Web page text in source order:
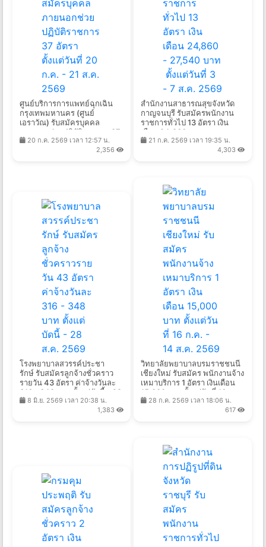
ศูนย์บริการการแพทย์ฉุกเฉิน
กรุงเทพมหานคร (ศูนย์
เอราวัณ) รับสมัครบุคคล
ภายนอกช่วยปฏิบัติราชการ 37
อัตรา ตั้งแต่วันที่ 20 ก.ค. - 21
20 ก.ค. 2569 เวลา 12:57 น.
2,356
สํานักงานสาธารณสุขจังหวัด
กาญจนบุรี รับสมัครพนักงาน
ราชการทั่วไป 13 อัตรา เงิน
เดือน 24,860
- 27,540 บาท ตั้งแต่วันที่ 3 - 7
21 ก.ค. 2569 เวลา 19:35 น.
4,303
โรงพยาบาลสวรรค์ประชา
รักษ์ รับสมัครลูกจ้างชั่วคราว
รายวัน 43 อัตรา ค่าจ้างวันละ
316 - 348 บาท ตั้งแต่บัดนี้ - 28
ส.ค. 2569
8 มิ.ย. 2569 เวลา 20:38 น.
1,383
วิทยาลัยพยาบาลบรมราชชนนี
เชียงใหม่ รับสมัคร พนักงานจ้าง
เหมาบริการ 1 อัตรา เงินเดือน
15,000 บาท ตั้งแต่วันที่ 16 ก.ค.
- 14 ส.ค. 2569
28 ก.ค. 2569 เวลา 18:06 น.
617